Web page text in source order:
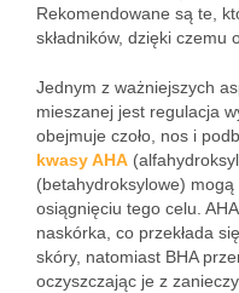
Rekomendowane są te,
składników, dzięki czemu
Jednym z ważniejszych
mieszanej jest regulacja
obejmuje czoło, nos i
kwasy AHA
(betahydroksylowe)
osiągnięciu tego celu.
naskórka, co przekłada
skóry, natomiast BHA
oczyszczając je z